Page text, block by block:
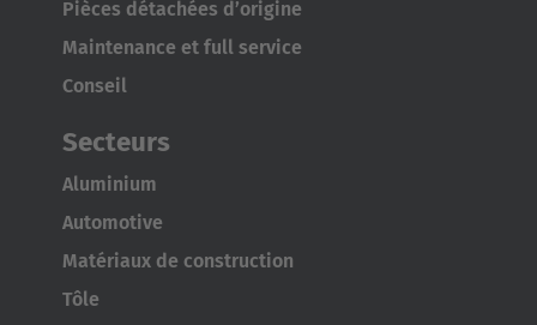
Pièces détachées d’origine
Maintenance et full service
Conseil
Secteurs
Aluminium
Automotive
Matériaux de construction
Tôle